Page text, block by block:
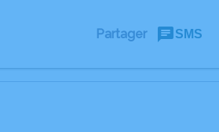
Partager SMS